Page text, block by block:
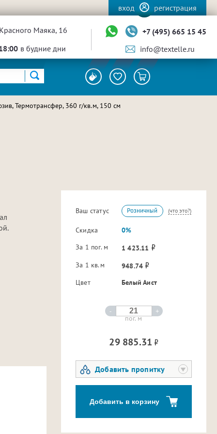
вход регистрация
Маяка, 16
в будние дни
+7 (495) 665 15 45
info@textelle.ru
Термотрансфер, 360 г/кв.м, 150 см
Ваш статус Розничный (что это?)
Скидка
0%
За 1 пог. м
1 423.11
За 1 кв.м
948.74
Цвет
Белый Аист
- +
пог. м
29 885.31
Добавить пропитку
Добавить в корзину